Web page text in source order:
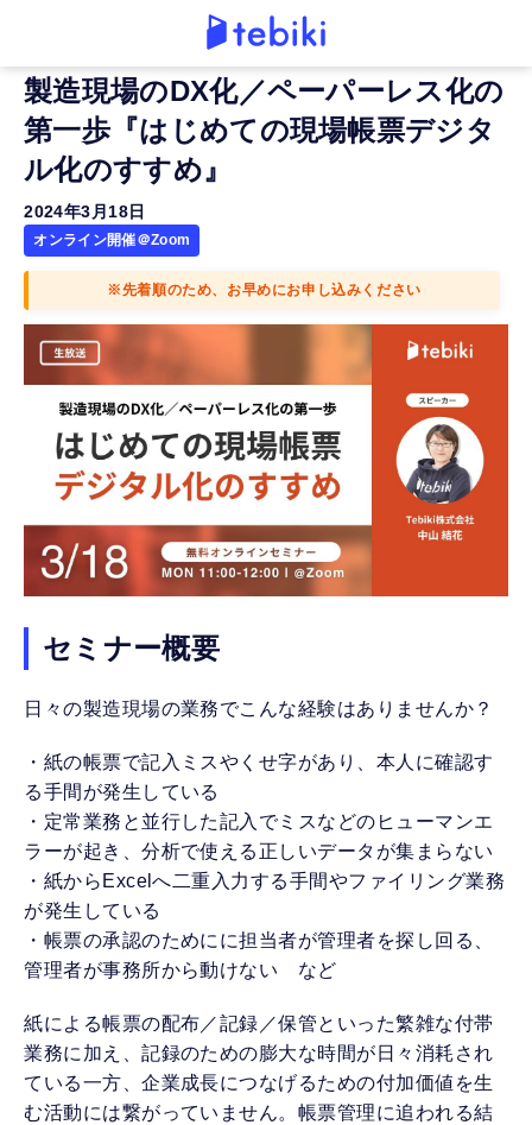
製造現場のDX化／ペーパーレス化の
第一歩『はじめての現場帳票デジタ
ル化のすすめ』
2024年3月18日
オンライン開催＠Zoom
※先着順のため、お早めにお申し込みください
セミナー概要
日々の製造現場の業務でこんな経験はありませんか？
・紙の帳票で記入ミスやくせ字があり、本人に確認す
る手間が発生している
・定常業務と並行した記入でミスなどのヒューマンエ
ラーが起き、分析で使える正しいデータが集まらない
・紙からExcelへ二重入力する手間やファイリング業務
が発生している
・帳票の承認のためにに担当者が管理者を探し回る、
管理者が事務所から動けない など
紙による帳票の配布／記録／保管といった繁雑な付帯
業務に加え、記録のための膨大な時間が日々消耗され
ている一方、企業成長につなげるための付加価値を生
む活動には繋がっていません。帳票管理に追われる結